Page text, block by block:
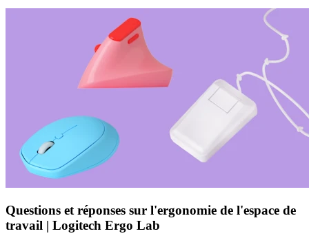
Questions et réponses sur l'ergonomie de l'espace de
travail | Logitech Ergo Lab